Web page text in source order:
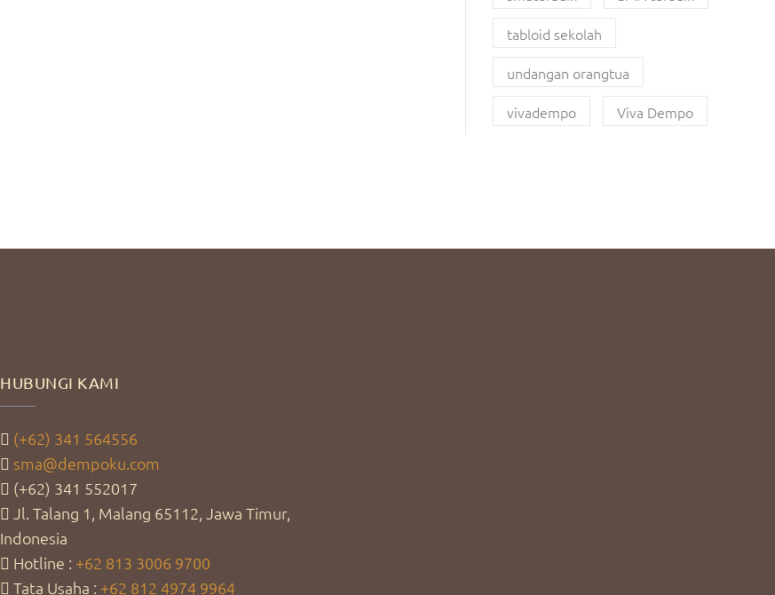
tabloid sekolah
undangan orangtua
vivadempo
Viva Dempo
HUBUNGI KAMI
(+62) 341 564556
sma@dempoku.com
(+62) 341 552017
Jl. Talang 1, Malang 65112, Jawa Timur,
Indonesia
Hotline : +62 813 3006 9700
Tata Usaha : +62 812 4974 9964